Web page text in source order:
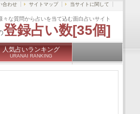
々な質問から占いを当て込む面白占いサイト
登録占い数[35個]
合わせ サイトマップ 当サイトに関して
人気占いランキング
URANAI RANKING